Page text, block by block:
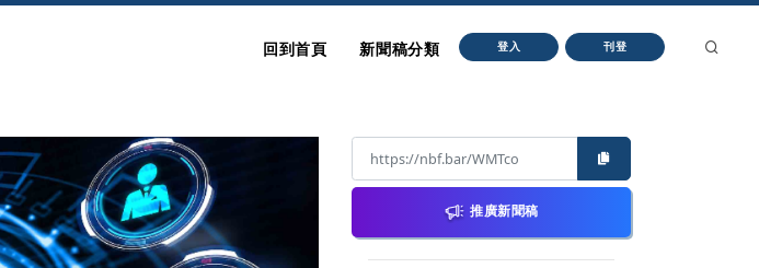
回到首頁 新聞稿分類 登入 刊登
推廣新聞稿